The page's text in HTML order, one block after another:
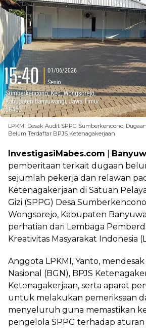
LPKMI Desak Audit SPPG Sumberkencono,
Belum Terdaftar BPJS Ketenagakerjaan
InvestigasiMabes.com
pemberitaan terkait dugaan
sejumlah pekerja dan relawan
Ketenagakerjaan di Satuan
Gizi (SPPG) Desa
Wongsorejo, Kabupaten
perhatian dari Lembaga
Kreativitas Masyarakat Indonesia
‎Anggota LPKMI, Yanto, mendesak
Nasional (BGN), BPJS
Ketenagakerjaan, serta aparat
untuk melakukan pemeriksaan
menyeluruh guna memastikan
pengelola SPPG terhadap